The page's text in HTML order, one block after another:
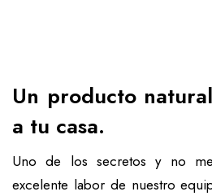
Un producto
a tu casa.
Uno de los secretos y no
excelente labor de nuestro